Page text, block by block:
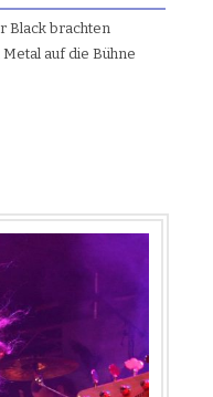
Black brachten
auf die Bühne